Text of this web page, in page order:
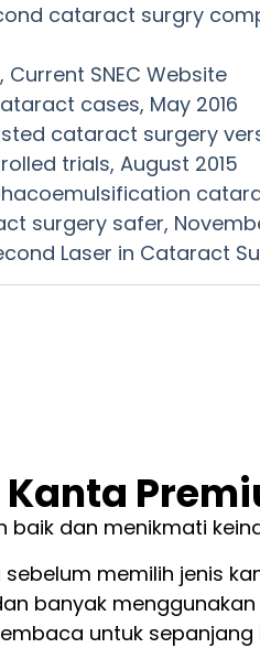
cataract surgry
SNEC Website
cases, May 2016
cataract surgery
trials, August 2015
surgery safer,
Laser in Cataract
baik dan menikmati
memilih jenis
banyak
untuk sepanjang